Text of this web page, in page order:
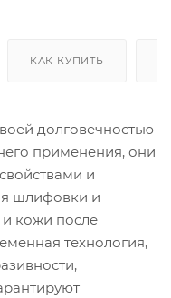
КАК КУПИТЬ
долговечностью
применения, они
и
шлифовки и
кожи после
технология,